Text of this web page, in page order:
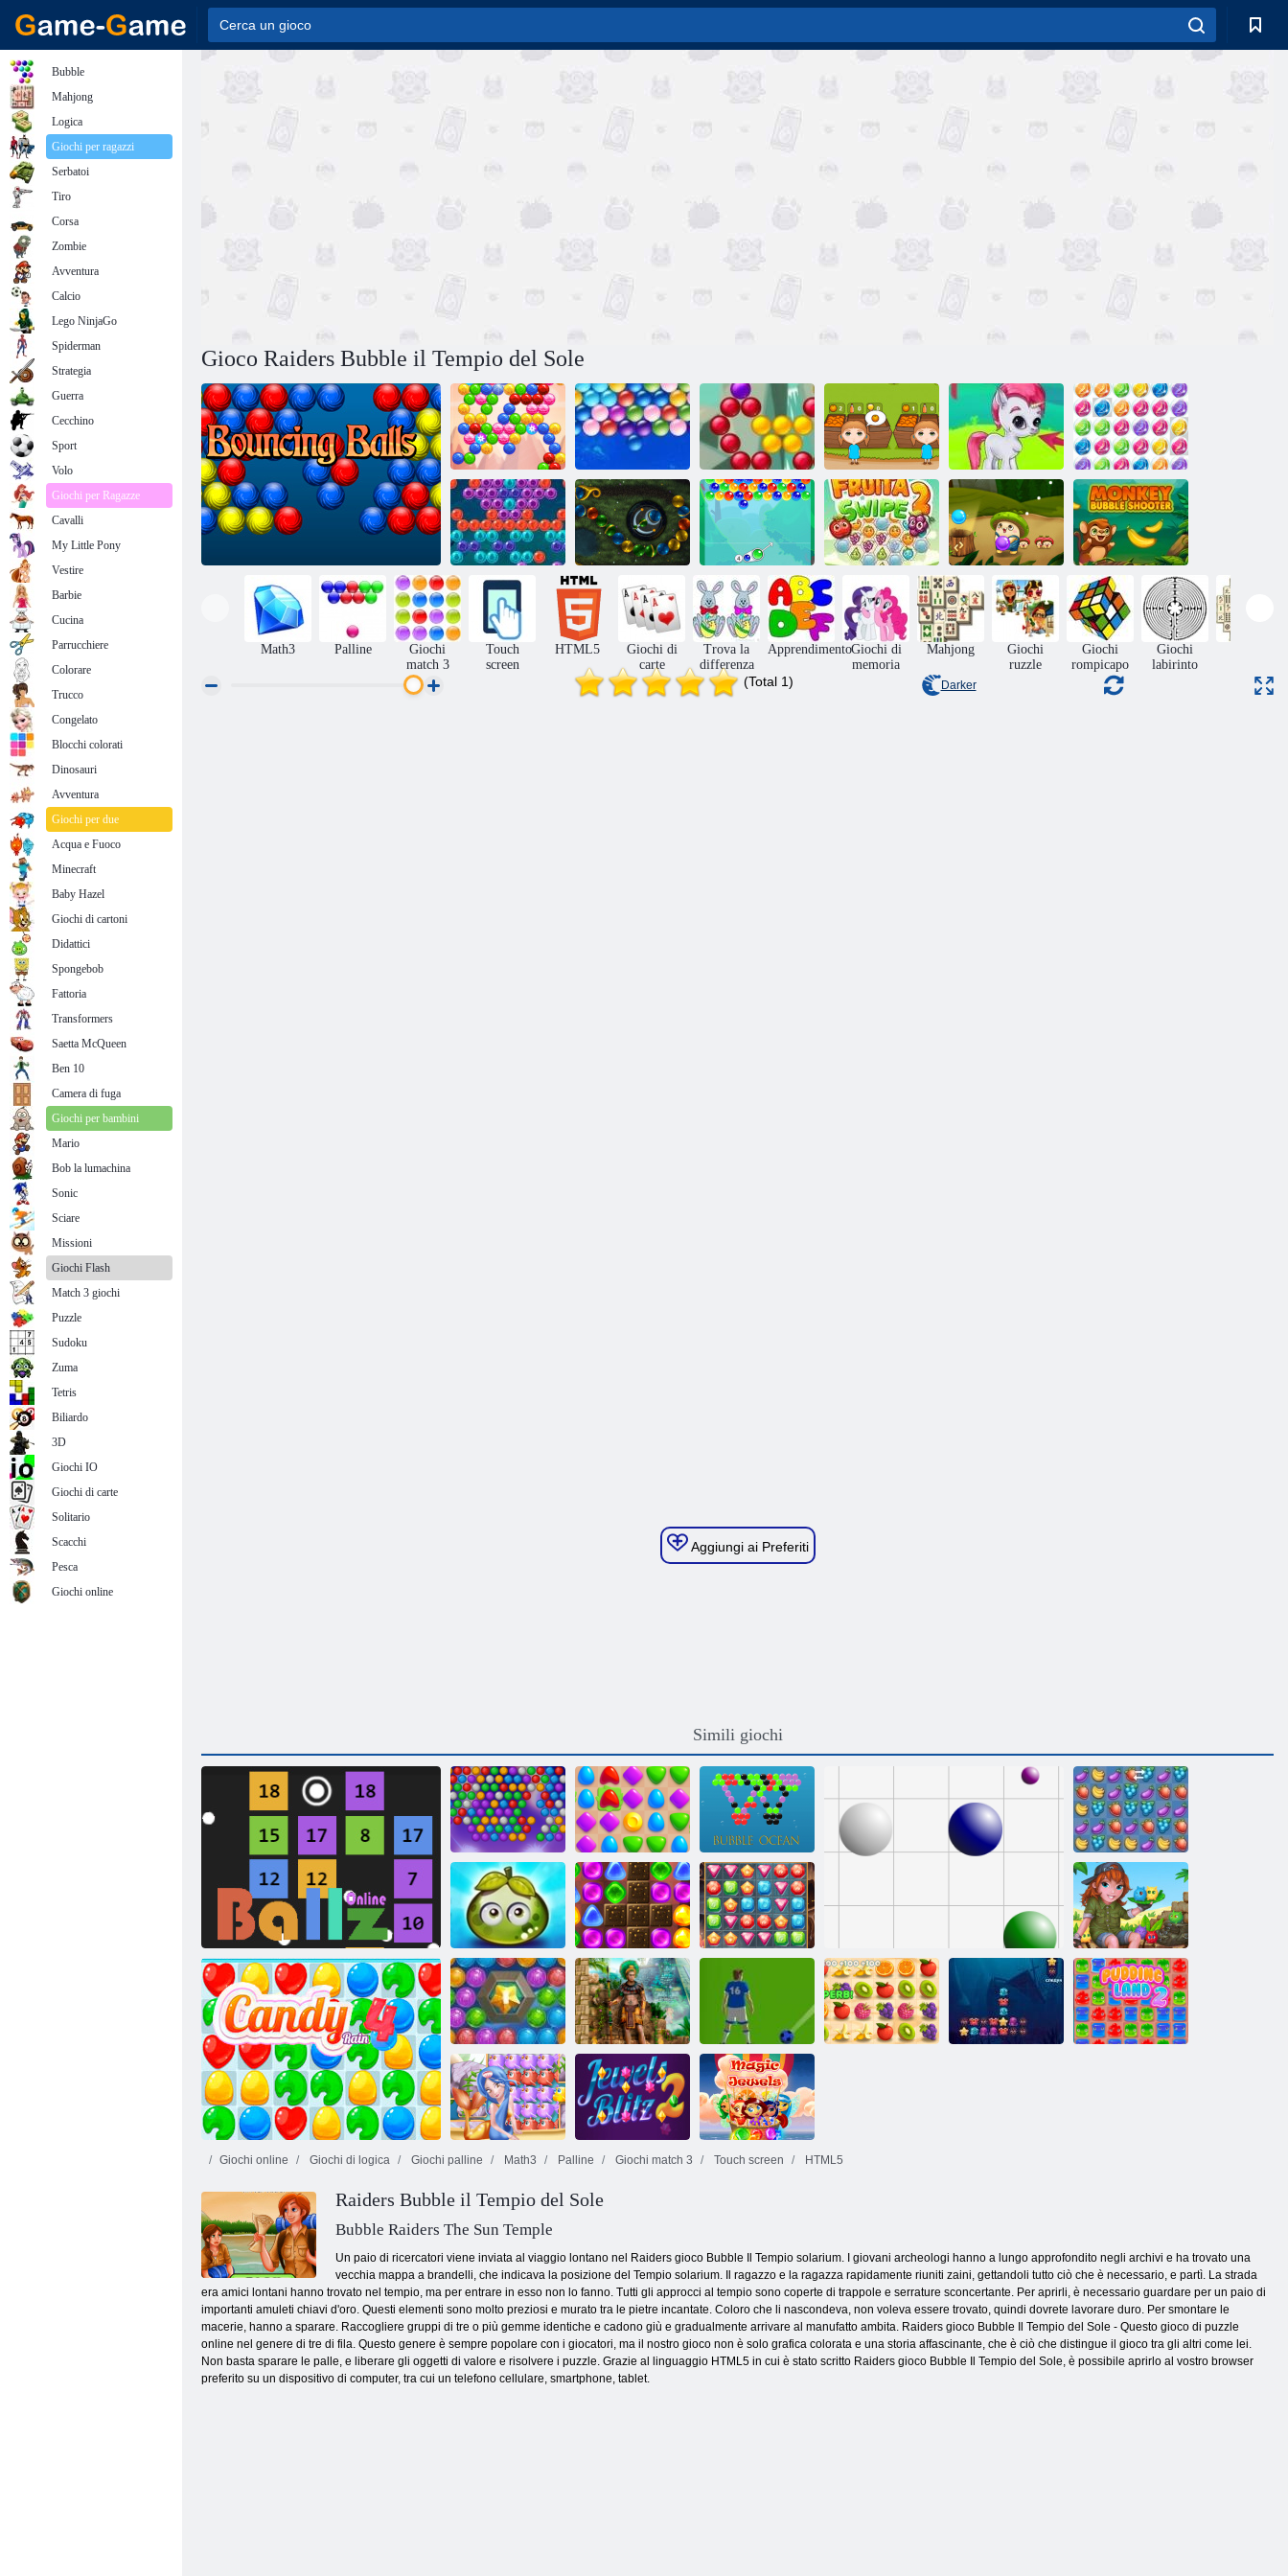
Gioco Raiders Bubble il Tempio del Sole
Sparabolle
online
Bolle senza fine
Saga di tiratore a
bolle
Arancione
Ranch
Giochi Bubble Gioielli Bolle 3
Spara bolle Charms Bubble Fruita Swipe 2
Bubble Pop
Adventures
Sparatutto di
scimmie
Math3 Palline
Giochi
match 3
Touch
screen
HTML5
Giochi di
carte
Trova la
differenza
ApprendimentoGiochi di
memoria
Mahjong
Giochi
ruzzle
Giochi
rompicapo
Giochi
labirinto
(Total 1) Darker
Aggiungi ai Preferiti
Simili giochi
Ballz online
Colpire la bolla
Arena di
abbinamento
Bubble Ocean Fruita Crush
Avventura
succose bacche
Torna a
Candyland 2
Candy Rain 4
Caccia al tesoro Isola tabby
Shooter a bolle
di mare
Tesori di
Montezuma 2
Calcio Bolle
Marinaio pop Gioielli blitz 2
Giochi online Giochi di logica Giochi palline Math3 Palline Giochi match 3 Touch screen HTML5
Raiders Bubble il Tempio del Sole
Bubble Raiders The Sun Temple
Un paio di ricercatori viene inviata al viaggio lontano nel Raiders gioco Bubble Il Tempio solarium. I giovani archeologi hanno a lungo approfondito negli archivi e ha trovato una
vecchia mappa a brandelli, che indicava la posizione del Tempio solarium. Il ragazzo e la ragazza rapidamente riuniti zaini, gettandoli tutto ciò che è necessario, e partì. La strada
era amici lontani hanno trovato nel tempio, ma per entrare in esso non lo fanno. Tutti gli approcci al tempio sono coperte di trappole e serrature sconcertante. Per aprirli, è necessario guardare per un paio di
importanti amuleti chiavi d'oro. Questi elementi sono molto preziosi e murato tra le pietre incantate. Coloro che li nascondeva, non voleva essere trovato, quindi dovrete lavorare duro. Per smontare le
macerie, hanno a sparare. Raccogliere gruppi di tre o più gemme identiche e cadono giù e gradualmente arrivare al manufatto ambita. Raiders gioco Bubble Il Tempio del Sole - Questo gioco di puzzle
online nel genere di tre di fila. Questo genere è sempre popolare con i giocatori, ma il nostro gioco non è solo grafica colorata e una storia affascinante, che è ciò che distingue il gioco tra gli altri come lei.
Non basta sparare le palle, e liberare gli oggetti di valore e risolvere i puzzle. Grazie al linguaggio HTML5 in cui è stato scritto Raiders gioco Bubble Il Tempio del Sole, è possibile aprirlo al vostro browser
preferito su un dispositivo di computer, tra cui un telefono cellulare, smartphone, tablet.
Bubble
Mahjong
Logica
Giochi per ragazzi
Serbatoi
Tiro
Corsa
Zombie
Avventura
Calcio
Lego NinjaGo
Spiderman
Strategia
Guerra
Cecchino
Sport
Volo
Giochi per Ragazze
Cavalli
My Little Pony
Vestire
Barbie
Cucina
Parrucchiere
Colorare
Trucco
Congelato
Blocchi colorati
Dinosauri
Avventura
Giochi per due
Acqua e Fuoco
Minecraft
Baby Hazel
Giochi di cartoni
Didattici
Spongebob
Fattoria
Transformers
Saetta McQueen
Ben 10
Camera di fuga
Giochi per bambini
Mario
Bob la lumachina
Sonic
Sciare
Missioni
Giochi Flash
Match 3 giochi
Puzzle
Sudoku
Zuma
Tetris
Biliardo
3D
Giochi IO
Giochi di carte
Solitario
Scacchi
Pesca
Giochi online